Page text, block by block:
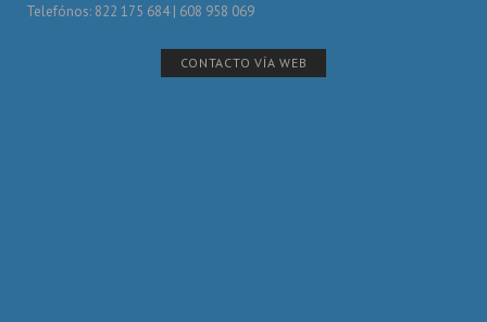
Telefónos: 822 175 684 | 608 958 069
CONTACTO VÍA WEB